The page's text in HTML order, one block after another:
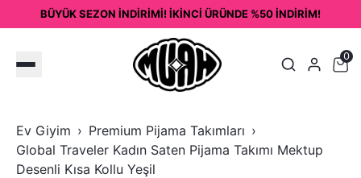
BÜYÜK SEZON İNDİRİMİ! İKİNCİ ÜRÜNDE %50 İNDİRİM!
0
Ev Giyim
Premium Pijama Takımları
Global Traveler Kadın Saten Pijama Takımı Mektup
Desenli Kısa Kollu Yeşil